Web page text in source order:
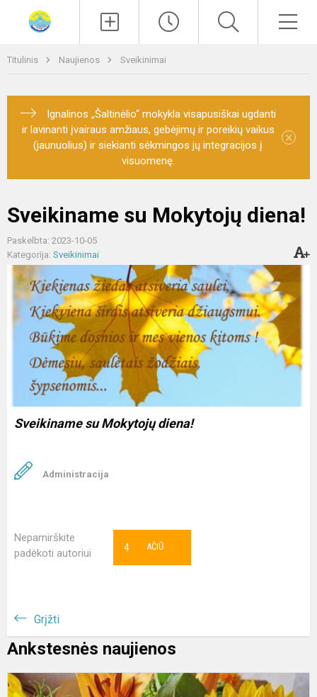
Titulinis Naujienos Sveikinimai
Ignalinos „Šaltinėlio“ mokykla visapusiškai ugdanti
ir lavinanti įvairaus amžiaus, gebėjimų ir poreikių vaikus
(jaunuolius) ir siekianti sėkmingos jų integracijos į
visuomenę.
×
Sveikiname su Mokytojų diena!
Paskelbta: 2023-10-05
Kategorija: Sveikinimai
Sveikiname su Mokytojų diena!
Administracija
Nepamirškite
padėkoti autoriui
AČIŪ
4
Grįžti
Ankstesnės naujienos